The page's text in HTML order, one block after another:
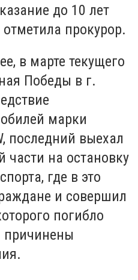
до 10 лет
прокурор.
в марте текущего
Победы в г.
марки
, последний выехал
части на остановку
где в это
и совершил
погибло
причинены